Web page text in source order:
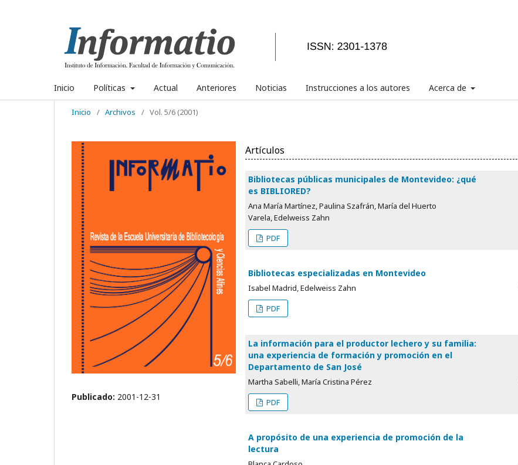
Inicio Políticas Actual Anteriores Noticias Instrucciones a los autores Acerca de
Inicio / Archivos / Vol. 5/6 (2001)
Publicado: 2001-12-31
Artículos
Bibliotecas públicas municipales de Montevideo: ¿qué
es BIBLIORED?
Ana María Martínez, Paulina Szafrán, María del Huerto
Varela, Edelweiss Zahn
PDF
Bibliotecas especializadas en Montevideo
Isabel Madrid, Edelweiss Zahn
PDF
La información para el productor lechero y su familia:
una experiencia de formación y promoción en el
Departamento de San José
Martha Sabelli, María Cristina Pérez
PDF
A propósito de una experiencia de promoción de la
lectura